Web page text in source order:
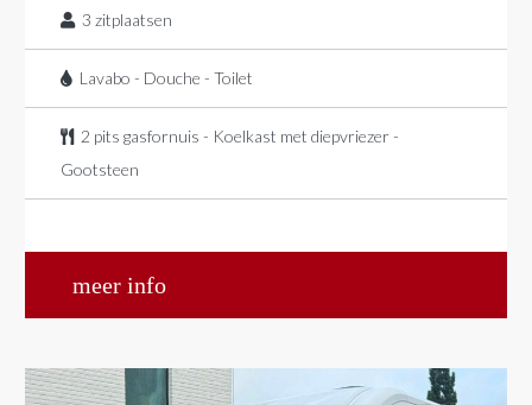
3 zitplaatsen
Lavabo - Douche - Toilet
2 pits gasfornuis - Koelkast met diepvriezer -
Gootsteen
meer info